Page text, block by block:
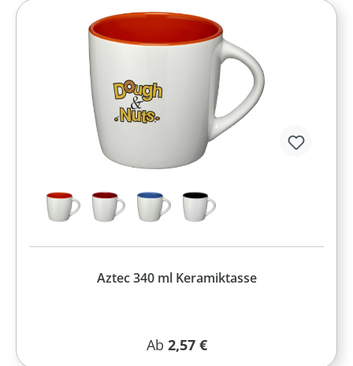
Aztec 340 ml Keramiktasse
Regulärer Preis:
Ab 2,57 €